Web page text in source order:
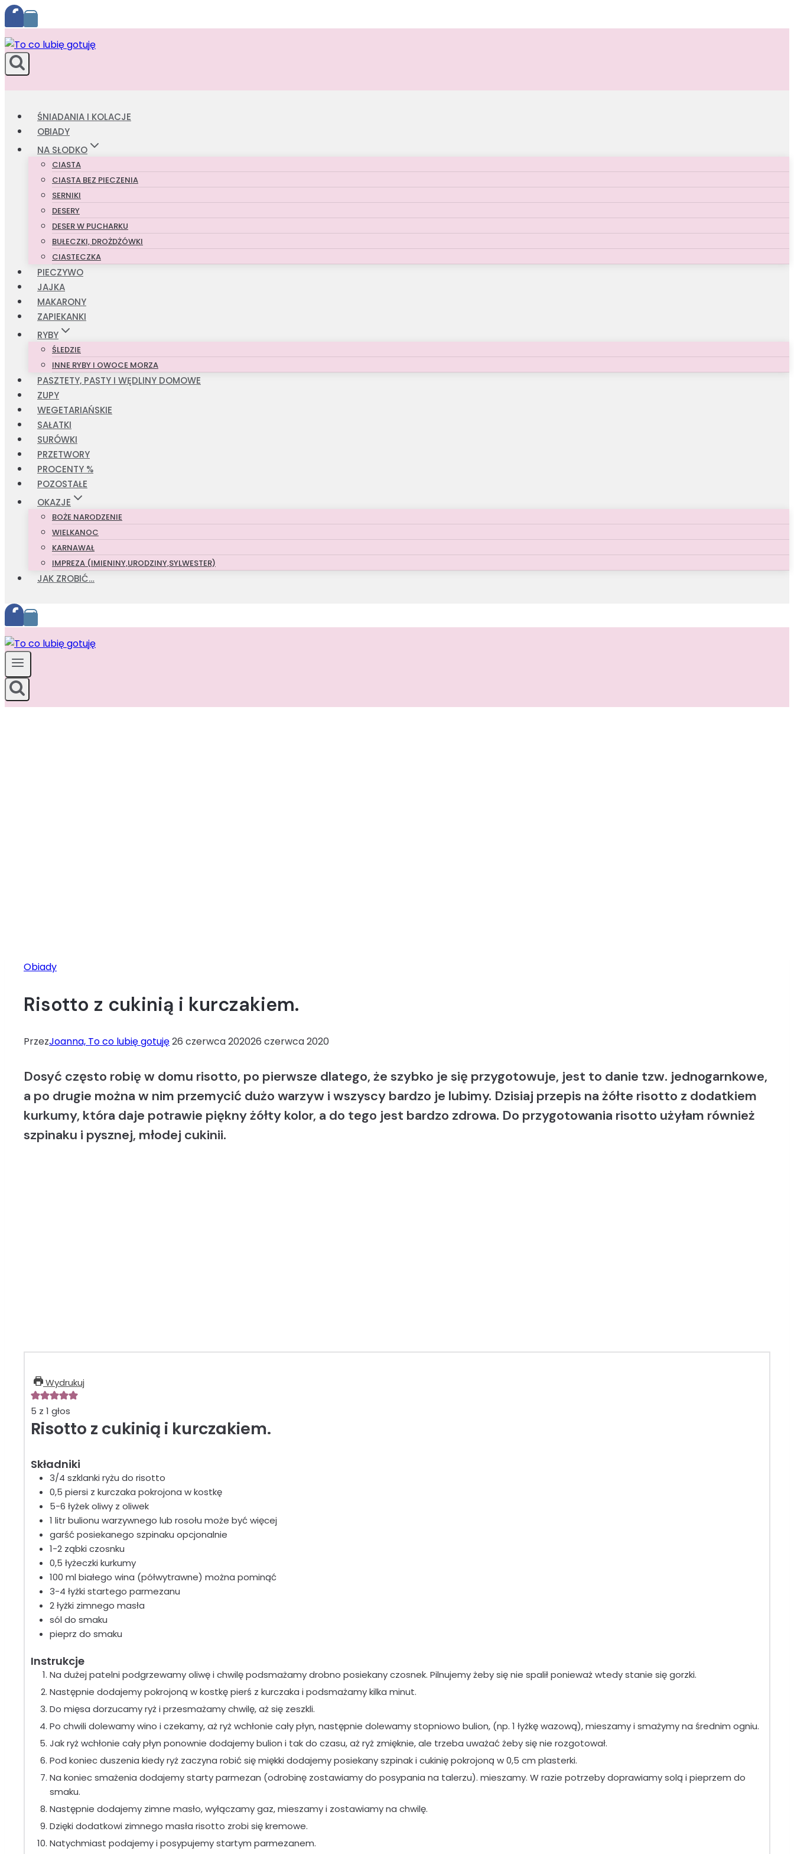
Przejdź
do
treści
ŚNIADANIA I KOLACJE
OBIADY
NA SŁODKO
CIASTA
CIASTA BEZ PIECZENIA
SERNIKI
DESERY
DESER W PUCHARKU
BUŁECZKI, DROŻDŻÓWKI
CIASTECZKA
PIECZYWO
JAJKA
MAKARONY
ZAPIEKANKI
RYBY
ŚLEDZIE
INNE RYBY I OWOCE MORZA
PASZTETY, PASTY I WĘDLINY DOMOWE
ZUPY
WEGETARIAŃSKIE
SAŁATKI
SURÓWKI
PRZETWORY
PROCENTY %
POZOSTAŁE
OKAZJE
BOŻE NARODZENIE
WIELKANOC
KARNAWAŁ
IMPREZA (IMIENINY,URODZINY,SYLWESTER)
JAK ZROBIĆ…
Obiady
Risotto z cukinią i kurczakiem.
PrzezJoanna, To co lubię gotuję26 czerwca 202026 czerwca 2020
Dosyć często robię w domu risotto, po pierwsze dlatego, że szybko je się przygotowuje, jest to danie tzw. jednogarnkowe,
a po drugie można w nim przemycić dużo warzyw i wszyscy bardzo je lubimy. Dzisiaj przepis na żółte risotto z dodatkiem
kurkumy, która daje potrawie piękny żółty kolor, a do tego jest bardzo zdrowa. Do przygotowania risotto użyłam również
szpinaku i pysznej, młodej cukinii.
Wydrukuj
5 z 1 głos
Risotto z cukinią i kurczakiem.
Składniki
3/4 szklanki ryżu do risotto
0,5 piersi z kurczaka pokrojona w kostkę
5-6 łyżekoliwy z oliwek
1 litrbulionu warzywnego lub rosołu może być więcej
garśćposiekanego szpinaku opcjonalnie
1-2 ząbki czosnku
0,5 łyżeczki kurkumy
100 ml białego wina (półwytrawne) można pominąć
3-4 łyżki startego parmezanu
2łyżki zimnego masła
sól do smaku
pieprz do smaku
Instrukcje
Na dużej patelni podgrzewamy oliwę i chwilę podsmażamy drobno posiekany czosnek. Pilnujemy żeby się nie spalił ponieważ wtedy stanie się gorzki.
Następnie dodajemy pokrojoną w kostkę pierś z kurczaka i podsmażamy kilka minut.
Do mięsa dorzucamy ryż i przesmażamy chwilę, aż się zeszkli.
Po chwili dolewamy wino i czekamy, aż ryż wchłonie cały płyn, następnie dolewamy stopniowo bulion, (np. 1 łyżkę wazową), mieszamy i smażymy na średnim ogniu.
Jak ryż wchłonie cały płyn ponownie dodajemy bulion i tak do czasu, aż ryż zmięknie, ale trzeba uważać żeby się nie rozgotował.
Pod koniec duszenia kiedy ryż zaczyna robić się miękki dodajemy posiekany szpinak i cukinię pokrojoną w 0,5 cm plasterki.
Na koniec smażenia dodajemy starty parmezan (odrobinę zostawiamy do posypania na talerzu). mieszamy. W razie potrzeby doprawiamy solą i pieprzem do
smaku.
Następnie dodajemy zimne masło, wyłączamy gaz, mieszamy i zostawiamy na chwilę.
Dzięki dodatkowi zimnego masła risotto zrobi się kremowe.
Natychmiast podajemy i posypujemy startym parmezanem.